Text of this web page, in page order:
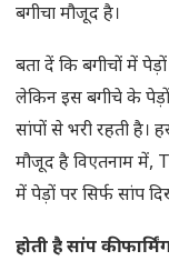
बगीचा मौजूद है।
बता दें कि बगीचों में
लेकिन इस बगीचे के पेड़ों
सांपों से भरी रहती
मौजूद है विएतनाम में,
में पेड़ों पर सिर्फ सांप
होती है सांप की